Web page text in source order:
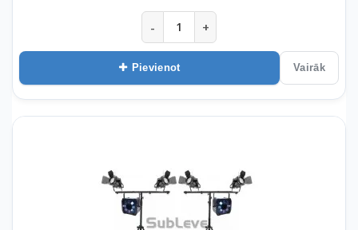
- +
Pievienot Vairāk